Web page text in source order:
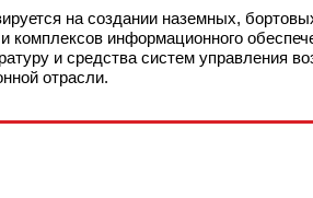
на создании наземных,
информационного
и средства систем управления
отрасли.